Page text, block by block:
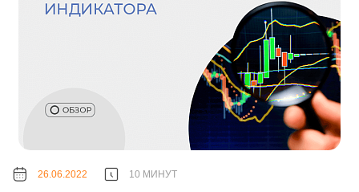
26.06.2022 10 МИНУТ